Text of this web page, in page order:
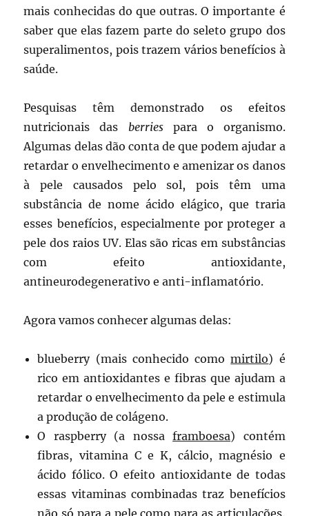
mais conhecidas do que outras. O importante é
saber que elas fazem parte do seleto grupo dos
superalimentos, pois trazem vários benefícios à
saúde.
Pesquisas têm demonstrado os efeitos
nutricionais das berriespara o organismo.
Algumas delas dão conta de que podem ajudar a
retardar o envelhecimento e amenizar os danos
à pele causados pelo sol, pois têm uma
substância de nome ácido elágico, que traria
esses benefícios, especialmente por proteger a
pele dos raios UV. Elas são ricas em substâncias
com efeito antioxidante,
antineurodegenerativo e anti-inflamatório.
Agora vamos conhecer algumas delas:
blueberry (mais conhecido comomirtilo) é
rico em antioxidantes e fibras que ajudam a
retardar o envelhecimento da pele e estimula
a produção de colágeno.
O raspberry (a nossaframboesa) contém
fibras, vitamina C e K, cálcio, magnésio e
ácido fólico. O efeito antioxidante de todas
essas vitaminas combinadas traz benefícios